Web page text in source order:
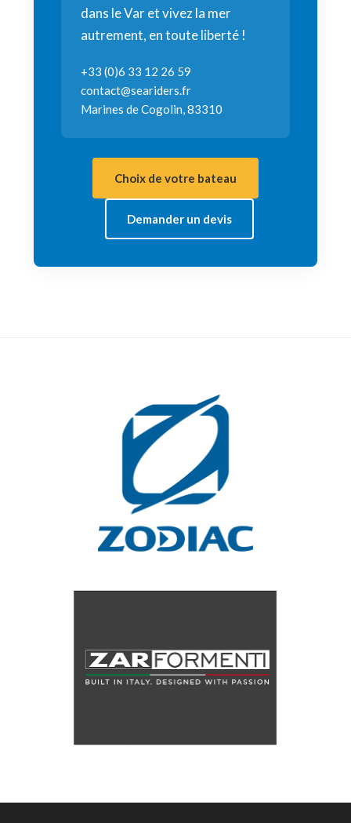
dans le Var et vivez la mer
autrement, en toute liberté !
+33 (0)6 33 12 26 59
contact@seariders.fr
Marines de Cogolin, 83310
Choix de votre bateau
Demander un devis